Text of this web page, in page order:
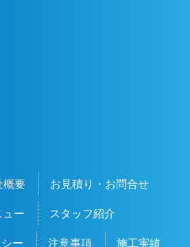
概要 お見積り・お問合せ
ュー スタッフ紹介
ー 注意事項 施工実績